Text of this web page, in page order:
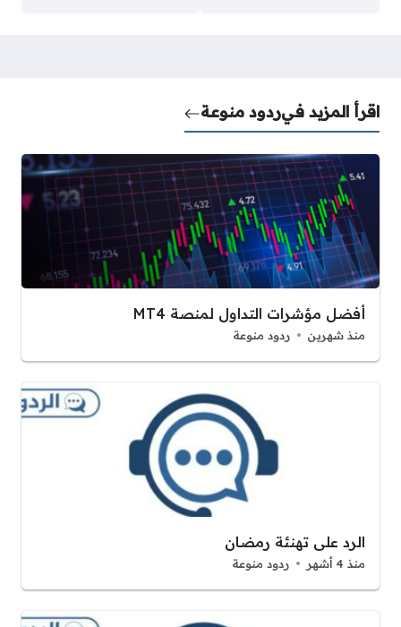
اقرأ المزيد فيردود منوعة
أفضل مؤشرات التداول لمنصة MT4
منذ شهرين ردود منوعة
الرد على تهنئة رمضان
منذ 4 أشهر ردود منوعة